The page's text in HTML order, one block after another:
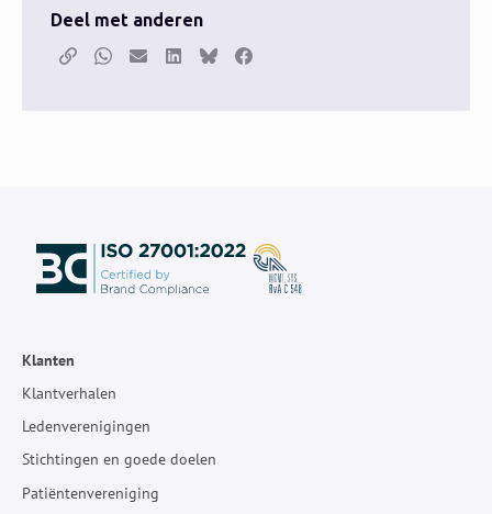
Deel met anderen
Kopieer link
Whatsapp
E-mailLinkedInBlueskyFacebook
Klanten
Klantverhalen
Ledenverenigingen
Stichtingen en goede doelen
Patiëntenvereniging